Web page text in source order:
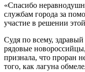
«Спасибо
службам города за
участие в решении
Судя по всему,
рядовые
признала, что проран
того, как лагуна